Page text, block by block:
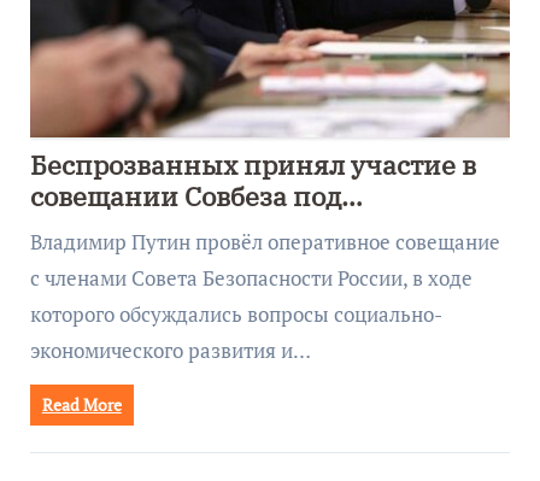
Беспрозванных принял участие в
совещании Совбеза под
руководством Путина
Владимир Путин провёл оперативное совещание
с членами Совета Безопасности России, в ходе
которого обсуждались вопросы социально-
экономического развития и…
Read More